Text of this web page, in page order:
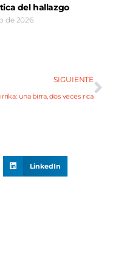
del hallazgo
de 2026
SIGUIENTE
una birra, dos veces rica
LinkedIn